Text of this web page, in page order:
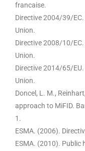
francaise.
Directive 2004/39/
Union.
Directive 2008/10/
Union.
Directive 2014/65/
Union.
Doncel, L. M.,
approach to MiFID.
1.
ESMA. (2006).
ESMA. (2010). Public